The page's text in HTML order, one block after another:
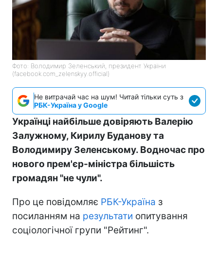
Фото: Володимир Зеленський, президент України
(facebook.com_zelenskyy.official)
Не витрачай час на шум! Читай тільки суть з
РБК-Україна у Google
Українці найбільше довіряють Валерію
Залужному, Кирилу Буданову та
Володимиру Зеленському. Водночас про
нового прем'єр-міністра більшість
громадян "не чули".
Про це повідомляє РБК-Україна з
посиланням на результати опитування
соціологічної групи "Рейтинг".